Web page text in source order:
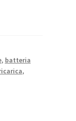
, batteria
,